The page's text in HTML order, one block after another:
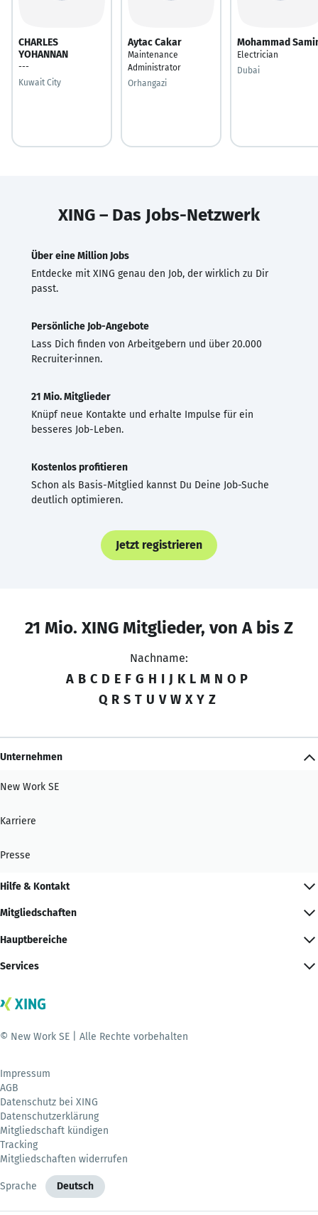
CHARLES
YOHANNAN
---
Kuwait City
Aytac Cakar
Maintenance
Administrator
Orhangazi
Mohammad
Electrician
Dubai
XING – Das Jobs-Netzwerk
Über eine Million Jobs
Entdecke mit XING genau den Job, der wirklich zu Dir
passt.
Persönliche Job-Angebote
Lass Dich finden von Arbeitgebern und über 20.000
Recruiter·innen.
21 Mio. Mitglieder
Knüpf neue Kontakte und erhalte Impulse für ein
besseres Job-Leben.
Kostenlos profitieren
Schon als Basis-Mitglied kannst Du Deine Job-Suche
deutlich optimieren.
Jetzt registrieren
21 Mio. XING Mitglieder, von A bis Z
Nachname:
A B C D E F G H I J K L M N O P
Q R S T U V W X Y Z
Unternehmen
New Work SE
Karriere
Presse
Hilfe & Kontakt
Mitgliedschaften
Hauptbereiche
Services
© New Work SE | Alle Rechte vorbehalten
Impressum
AGB
Datenschutz bei XING
Datenschutzerklärung
Mitgliedschaft kündigen
Tracking
Mitgliedschaften widerrufen
Sprache Deutsch